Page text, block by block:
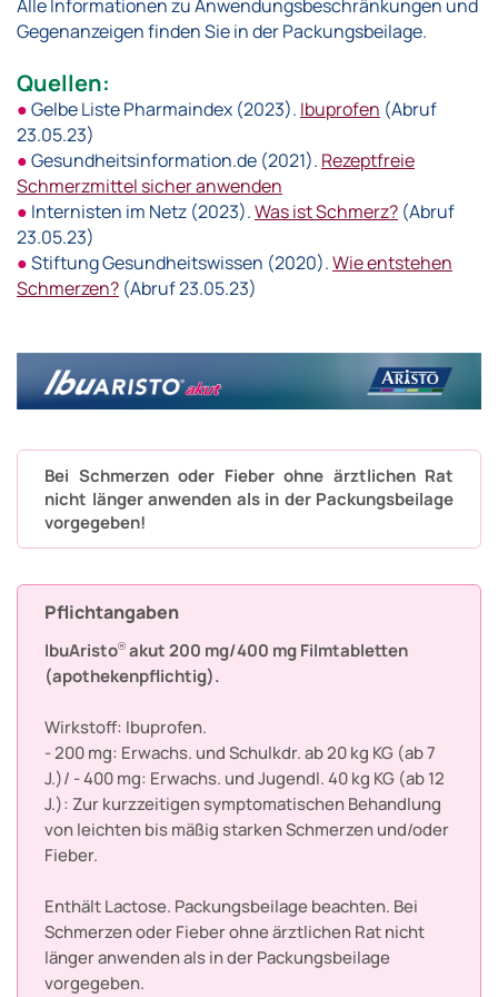
Alle Informationen zu Anwendungsbeschränkungen und
Gegenanzeigen finden Sie in der Packungsbeilage.
Quellen:
●Gelbe Liste Pharmaindex (2023). Ibuprofen (Abruf
23.05.23)
●Gesundheitsinformation.de (2021). Rezeptfreie
Schmerzmittel sicher anwenden
● Internisten im Netz (2023).Was ist Schmerz? (Abruf
23.05.23)
●Stiftung Gesundheitswissen (2020).Wie entstehen
Schmerzen? (Abruf 23.05.23)
Bei Schmerzen oder Fieber ohne ärztlichen Rat
nicht länger anwenden als in der Packungsbeilage
vorgegeben!
Pflichtangaben
IbuAristo®akut 200 mg/400 mg Filmtabletten
(apothekenpflichtig).
Wirkstoff: Ibuprofen.
- 200 mg: Erwachs. und Schulkdr. ab 20 kg KG (ab 7
J.)/ - 400 mg: Erwachs. und Jugendl. 40 kg KG (ab 12
J.): Zur kurzzeitigen symptomatischen Behandlung
von leichten bis mäßig starken Schmerzen und/oder
Fieber.
Enthält Lactose. Packungsbeilage beachten. Bei
Schmerzen oder Fieber ohne ärztlichen Rat nicht
länger anwenden als in der Packungsbeilage
vorgegeben.